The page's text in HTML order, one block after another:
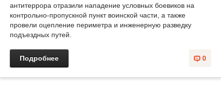
антитеррора отразили нападение условных боевиков на
контрольно-пропускной пункт воинской части, а также
провели оцепление периметра и инженерную разведку
подъездных путей.
0
Подробнее